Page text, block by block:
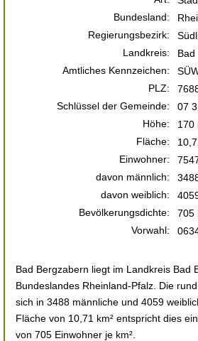
Bundesland:
Regierungsbezirk:
Landkreis:
Bad
Amtliches Kennzeichen:
PLZ:
Schlüssel der Gemeinde:
07
Höhe:
170
Fläche:
Einwohner:
davon männlich:
davon weiblich:
Bevölkerungsdichte:
705
Vorwahl:
Bad Bergzabern liegt im Landkreis Bad
Bundeslandes Rheinland-Pfalz. Die
sich in 3488 männliche und 4059
Fläche von 10,71 km² entspricht dies
von 705 Einwohner je km².